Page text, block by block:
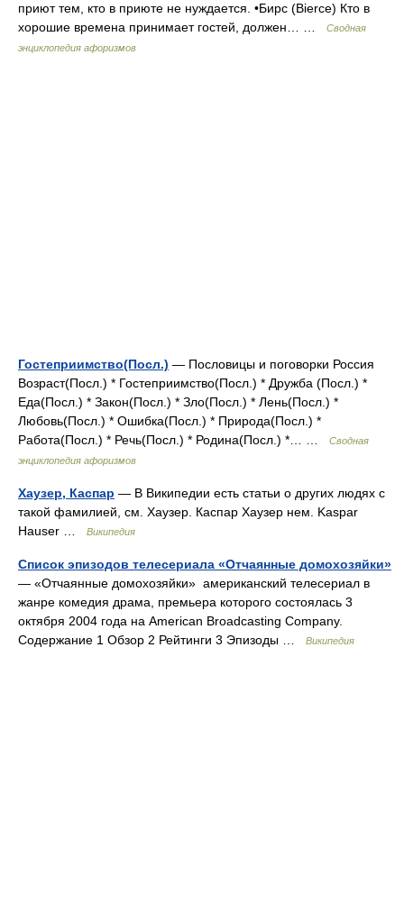
приют тем, кто в приюте не нуждается. •Бирс (Bierce) Кто в
хорошие времена принимает гостей, должен… …
Сводная
энциклопедия афоризмов
Гостеприимство(Посл.) — Пословицы и поговорки Россия
Возраст(Посл.) * Гостеприимство(Посл.) * Дружба (Посл.) *
Еда(Посл.) * Закон(Посл.) * Зло(Посл.) * Лень(Посл.) *
Любовь(Посл.) * Ошибка(Посл.) * Природа(Посл.) *
Работа(Посл.) * Речь(Посл.) * Родина(Посл.) *… …
Сводная
энциклопедия афоризмов
Хаузер, Каспар — В Википедии есть статьи о других людях с
такой фамилией, см. Хаузер. Каспар Хаузер нем. Kaspar
Hauser …
Википедия
Список эпизодов телесериала «Отчаянные домохозяйки»
— «Отчаянные домохозяйки» американский телесериал в
жанре комедия драма, премьера которого состоялась 3
октября 2004 года на American Broadcasting Company.
Содержание 1 Обзор 2 Рейтинги 3 Эпизоды …
Википедия